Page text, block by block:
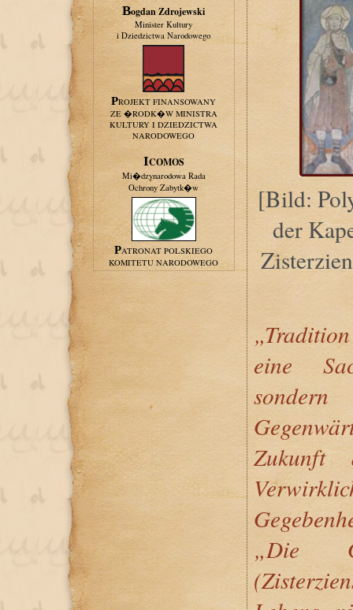
Bogdan Zdrojewski
Minister Kultury
i Dziedzictwa Narodowego
PROJEKT FINANSOWANY
ZE �RODK�W MINISTRA
KULTURY I DZIEDZICTWA
NARODOWEGO
ICOMOS
Mi�dzynarodowa Rada
Ochrony Zabytk�w
PATRONAT POLSKIEGO
KOMITETU NARODOWEGO
[Bild:
der
eine
Zukunft
„Die